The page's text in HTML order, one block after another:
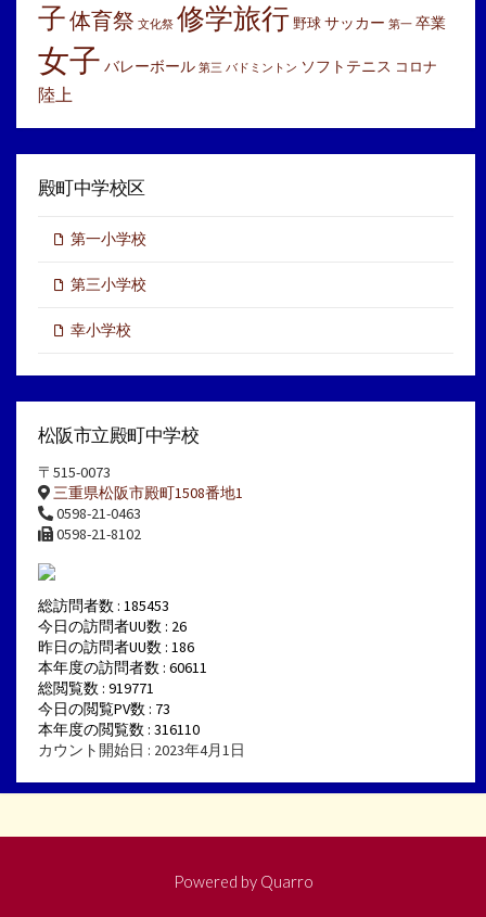
子体育祭 文化祭 修学旅行 野球 サッカー 第一 卒業
女子 バレーボール 第三 バドミントン ソフトテニス コロナ
陸上
殿町中学校区
第一小学校
第三小学校
幸小学校
松阪市立殿町中学校
〒515-0073
三重県松阪市殿町1508番地1
0598-21-0463
0598-21-8102
総訪問者数 : 185453
今日の訪問者UU数 : 26
昨日の訪問者UU数 : 186
本年度の訪問者数 : 60611
総閲覧数 : 919771
今日の閲覧PV数 : 73
本年度の閲覧数 : 316110
カウント開始日 : 2023年4月1日
Powered by Quarro